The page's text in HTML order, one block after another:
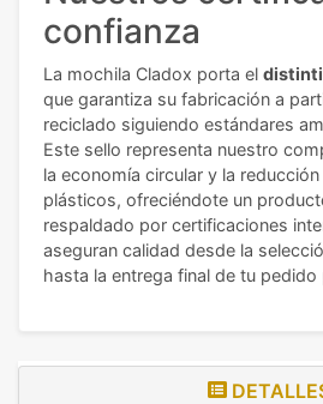
confianza
La mochila Cladox porta el
que garantiza su fabricación a
reciclado siguiendo estándares
Este sello representa nuestro
la economía circular y la
plásticos, ofreciéndote un
respaldado por certificaciones
aseguran calidad desde la
hasta la entrega final de tu pedido